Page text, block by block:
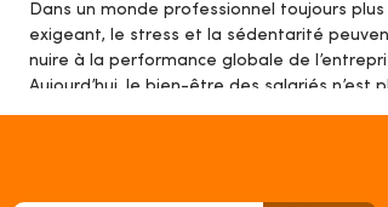
Dans un monde professionnel toujours plus
exigeant, le stress et la sédentarité peuvent
nuire à la performance globale de
Aujourd’hui, le bien-être des salariés n’est
un luxe, mais un véritable levier stratégique .